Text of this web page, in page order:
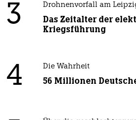
3 Drohnenvorfall am
Das Zeitalter der
Kriegsführung
4 Die Wahrheit
56 Millionen